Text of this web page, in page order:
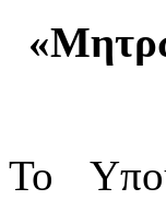
«
Το